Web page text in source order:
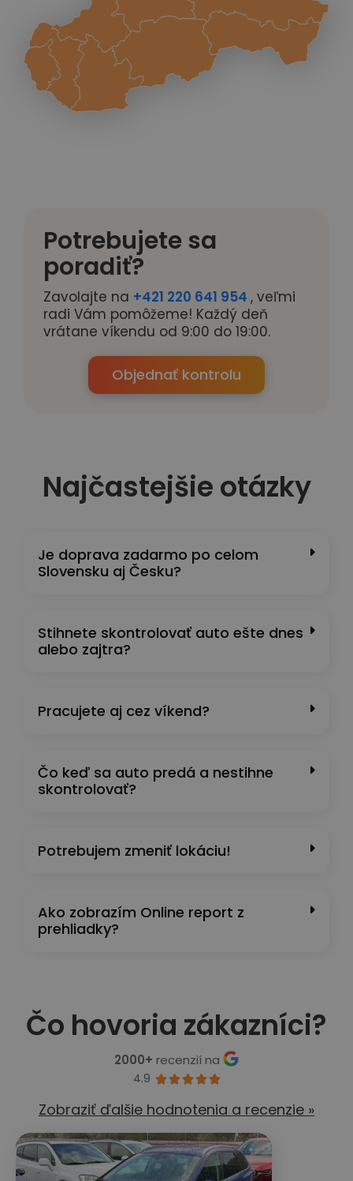
Potrebujete sa
poradiť?
Zavolajte na +421 220 641 954 , veľmi
radi Vám pomôžeme! Každý deň
vrátane víkendu od 9:00 do 19:00.
Objednať kontrolu
Najčastejšie otázky
Je doprava zadarmo po celom
Slovensku aj Česku?
Stihnete skontrolovať auto ešte dnes
alebo zajtra?
Pracujete aj cez víkend?
Čo keď sa auto predá a nestihne
skontrolovať?
Potrebujem zmeniť lokáciu!
Ako zobrazím Online report z
prehliadky?
Čo hovoria zákazníci?
2000+ recenzií na
4.9 
Zobraziť ďalšie hodnotenia a recenzie »